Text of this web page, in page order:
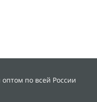
по всей России